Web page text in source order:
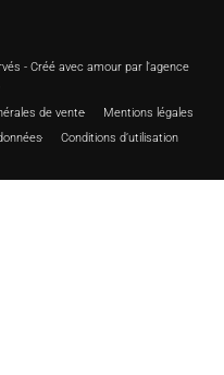
- Créé avec amour par l'agence
de vente
Mentions légales
Conditions d’utilisation